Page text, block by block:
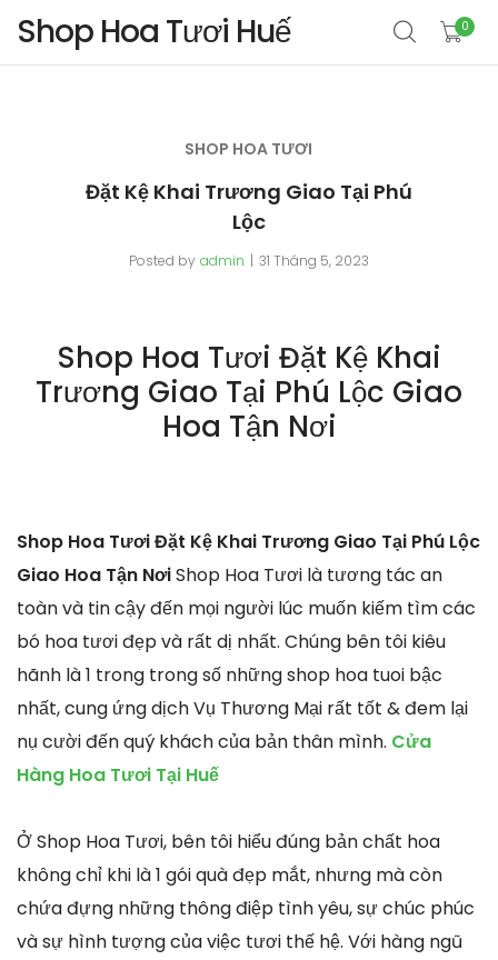
Shop Hoa Tươi Huế 0
SHOP HOA TƯƠI
Đặt Kệ Khai Trương Giao Tại Phú
Lộc
Posted by admin 31 Tháng 5, 2023
Shop Hoa Tươi Đặt Kệ Khai
Trương Giao Tại Phú Lộc Giao
Hoa Tận Nơi
Shop Hoa Tươi Đặt Kệ Khai Trương Giao Tại Phú Lộc
Giao Hoa Tận NơiShop Hoa Tươi là tương tác an
toàn và tin cậy đến mọi người lúc muốn kiếm tìm các
bó hoa tươi đẹp và rất dị nhất. Chúng bên tôi kiêu
hãnh là 1 trong trong số những shop hoa tuoi bậc
nhất, cung ứng dịch Vụ Thương Mại rất tốt & đem lại
nụ cười đến quý khách của bản thân mình. Cửa
Hàng Hoa Tươi Tại Huế
Ở Shop Hoa Tươi, bên tôi hiểu đúng bản chất hoa
không chỉ khi là 1 gói quà đẹp mắt, nhưng mà còn
chứa đựng những thông điệp tình yêu, sự chúc phúc
và sự hình tượng của việc tươi thế hệ. Với hàng ngũ